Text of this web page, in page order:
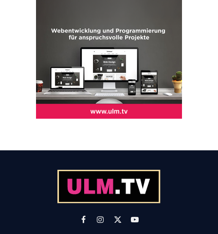
FacebookInstagram
X
YouTube